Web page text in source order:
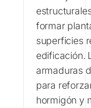
formar
superficies
edificación.
armaduras
para
hormigón y